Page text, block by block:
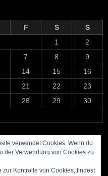
F S
S
1
2
7 8
9
14 15
16
21 22
23
28 29
30
verwendet Cookies. Wenn du
der Verwendung von Cookies zu.
Kontrolle von Cookies, findest